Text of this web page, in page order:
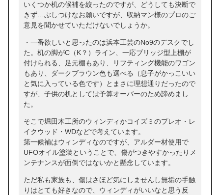
いくつか机の候補を絞ったのですが、どうしても決断で
きず…ぶしつけなお願いですが、収納マン様のプロのご
意見を聞かせていただけないでしょうか。
・一番欲しいと思ったのは浜本工芸のNo9のデスクでし
た。机の脚がC（K？）ライン、一応ブリッジ型上棚が
付けられる、足元棚もあり、リフティング機能のワゴン
もあり、ダークブラウン色も選べる（息子がかっこいい
と気に入っている色です）とまさに理想通りだったので
すが、子供の机としては予算オーバーのため諦めまし
た。
そこで堀田木工所のウィンディかコイズミのプレオ・レ
イクウッド・WDなどで考えています。
第一候補はウィンディなのですが、アルダー材使用で
UFOオイル塗装ということで、傷がつきやすかったりメ
ンテナンスが面倒ではないかと懸念しています。
ただ私も家族も、傷はさほど気にしませんし無垢の手触
りはとても好きなので、ウィンディがいいなと思う反